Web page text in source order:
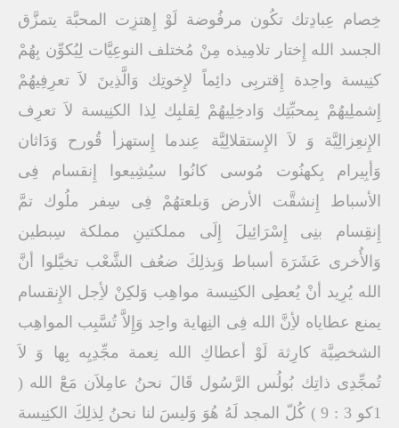
خِصام عِبادِتك تكُون مرفُوضة لَوْ إِهتزِت المحبَّة يتمزَّق
الجسد الله إِختار تلامِيذه مِنْ مُختلف النوعِيَّات لِيُكوِّن بِهُمْ
كنِيسة واحِدة إِقتربِى دائِماً لإِخوتِك وَالَّذِينَ لاَ تعرِفِيهُمْ
إِشملِيهُمْ بِمحبِّتِك وَادخِلِيهُمْ لِقلبِك لِذا الكنِيسة لاَ تعرِف
الإِنعِزالِيَّة وَ لاَ الإِستقلالِيَّة عِندما إِستهزأ قُورح وَدَاثان
وَأبِيرام بِكهنُوت مُوسى كانُوا سيُشِيعوا إِنقسام فِى
الأسباط إِنشقَّت الأرض وَبلعتهُمْ فِى سِفر ملُوك تمَّ
إِنقِسام بنِى إِسْرَائِيلَ إِلَى مملكتينِ مملكة سِبطين
وَالأُخرى عَشَرَة أسباط وَبِذلِكَ ضعُف الشَّعْب تخيَّلوا أنَّ
الله يُرِيد أنْ يُعطِى الكنِيسة مواهِب وَلكِنْ لأِجل الإِنقسام
يمنع عطاياه لأِنَّ الله فِى النِهاية واحِد وَإِلاَّ تُسَّبِب المواهِب
الشخصِيَّة كارِثة لَوْ أعطاكِ الله نِعمة مجِّدِيِه بِها وَ لاَ
تُمجِّدِى ذاتِك بُولُس الرَّسُول قَالَ نحنُ عامِلاَن مَعَْ الله (
1كو 3 : 9 ) كُلّ المجد لَهُ هُوَ وَليسَ لنا نحنُ لِذلِكَ الكنِيسة